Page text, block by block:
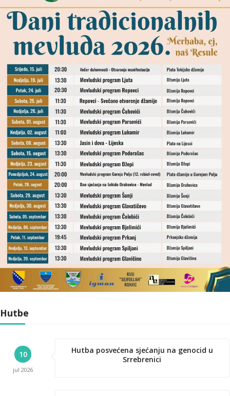
Hutbe
10
jul 2026
Hutba posvećena sjećanju na genocid u
Srrebrenici